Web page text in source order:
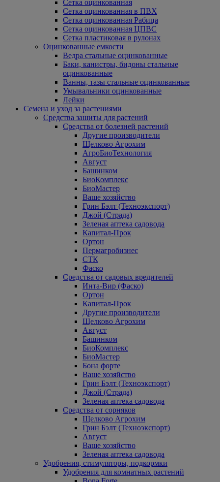
Сетка оцинкованная
Сетка оцинкованная в ПВХ
Сетка оцинкованная Рабица
Сетка оцинкованная ЦПВС
Сетка пластиковая в рулонах
Оцинкованные емкости
Ведра стальные оцинкованные
Баки, канистры, бидоны стальные
оцинкованные
Ванны, тазы стальные оцинкованные
Умывальники оцинкованные
Лейки
Семена и уход за растениями
Средства защиты для растений
Средства от болезней растений
Другие производители
Щелково Агрохим
АгроБиоТехнология
Август
Башинком
БиоКомплекс
БиоМастер
Ваше хозяйство
Грин Бэлт (Техноэкспорт)
Джой (Страда)
Зеленая аптека садовода
Капитал-Прок
Ортон
Пермагробизнес
СТК
Фаско
Средства от садовых вредителей
Инта-Вир (Фаско)
Ортон
Капитал-Прок
Другие производители
Щелково Агрохим
Август
Башинком
БиоКомплекс
БиоМастер
Бона форте
Ваше хозяйство
Грин Бэлт (Техноэкспорт)
Джой (Страда)
Зеленая аптека садовода
Средства от сорняков
Щелково Агрохим
Грин Бэлт (Техноэкспорт)
Август
Ваше хозяйство
Зеленая аптека садовода
Удобрения, стимуляторы, подкормки
Удобрения для комнатных растений